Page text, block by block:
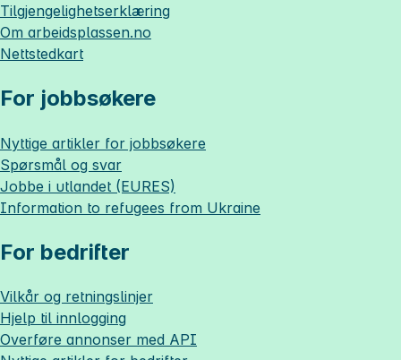
Tilgjengelighetserklæring
Om arbeidsplassen.no
Nettstedkart
For jobbsøkere
Nyttige artikler for jobbsøkere
Spørsmål og svar
Jobbe i utlandet (EURES)
Information to refugees from Ukraine
For bedrifter
Vilkår og retningslinjer
Hjelp til innlogging
Overføre annonser med API